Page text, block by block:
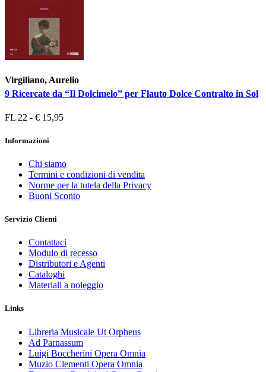
Virgiliano, Aurelio
9 Ricercate da “Il Dolcimelo” per Flauto Dolce Contralto in Sol
FL 22 - € 15,95
Informazioni
Chi siamo
Termini e condizioni di vendita
Norme per la tutela della Privacy
Buoni Sconto
Servizio Clienti
Contattaci
Modulo di recesso
Distributori e Agenti
Cataloghi
Materiali a noleggio
Links
Libreria Musicale Ut Orpheus
Ad Parnassum
Luigi Boccherini Opera Omnia
Muzio Clementi Opera Omnia